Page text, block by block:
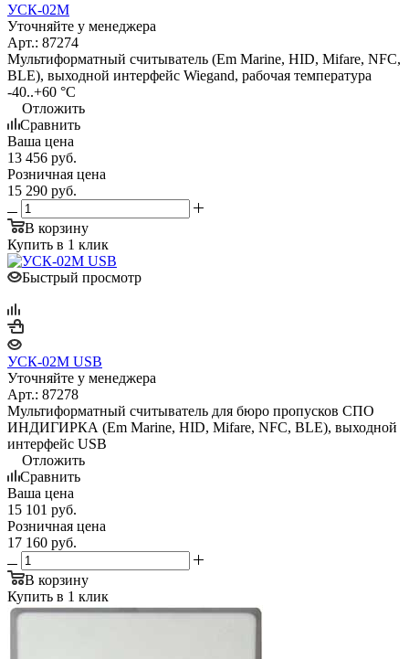
УСК-02М
Уточняйте у менеджера
Арт.: 87274
Мультиформатный считыватель (Em Marine, HID, Mifare, NFC,
BLE), выходной интерфейс Wiegand, рабочая температура
-40..+60 °C
Отложить
Сравнить
Ваша цена
13 456 руб.
Розничная цена
15 290 руб.
В корзину
Купить в 1 клик
Быстрый просмотр
УСК-02М USB
Уточняйте у менеджера
Арт.: 87278
Мультиформатный считыватель для бюро пропусков СПО
ИНДИГИРКА (Em Marine, HID, Mifare, NFC, BLE), выходной
интерфейс USB
Отложить
Сравнить
Ваша цена
15 101 руб.
Розничная цена
17 160 руб.
В корзину
Купить в 1 клик